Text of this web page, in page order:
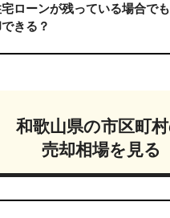
ローンが残っている場合で
きる？
和歌山県の市区町
売却相場を見る